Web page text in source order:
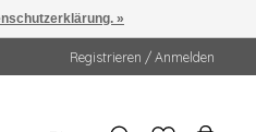
Registrieren / Anmelden
»